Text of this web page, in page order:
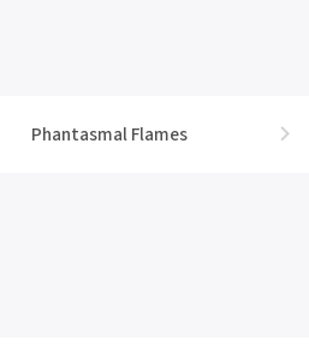
Phantasmal Flames